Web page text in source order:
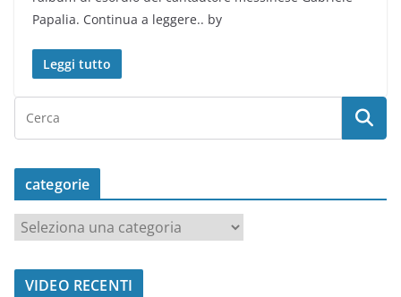
Papalia. Continua a leggere.. by
Leggi tutto
categorie
t
VIDEO RECENTI